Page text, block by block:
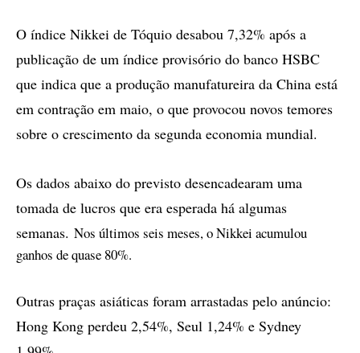
O índice Nikkei de Tóquio desabou 7,32% após a
publicação de um índice provisório do banco HSBC
que indica que a produção manufatureira da China está
em contração em maio, o que provocou novos temores
sobre o crescimento da segunda economia mundial.
Os dados abaixo do previsto desencadearam uma
tomada de lucros que era esperada há algumas
semanas. Nos últimos seis meses, o Nikkei acumulou
ganhos de quase 80%.
Outras praças asiáticas foram arrastadas pelo anúncio:
Hong Kong perdeu 2,54%, Seul 1,24% e Sydney